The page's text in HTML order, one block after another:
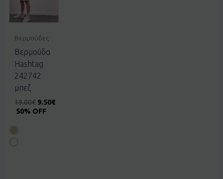
Βερμούδες
Βερμούδα
Hashtag
242742
μπεζ
19.00€ 9.50€
50% OFF